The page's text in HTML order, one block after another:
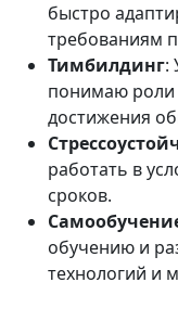
быстро
требованиям
Тимбилдинг:
понимаю роли
достижения
работать в
сроков.
обучению и
технологий и